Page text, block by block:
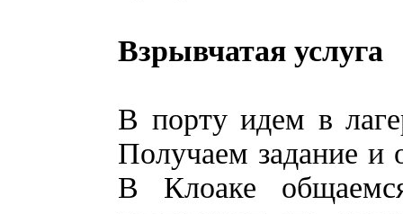
Взрывчатая услуга
В порту идем в
Получаем задание и
В Клоаке